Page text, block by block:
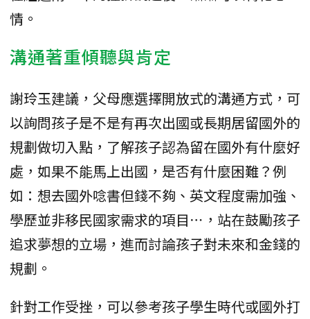
情。
溝通著重傾聽與肯定
謝玲玉建議，父母應選擇開放式的溝通方式，可
以詢問孩子是不是有再次出國或長期居留國外的
規劃做切入點，了解孩子認為留在國外有什麼好
處，如果不能馬上出國，是否有什麼困難？例
如：想去國外唸書但錢不夠、英文程度需加強、
學歷並非移民國家需求的項目⋯，站在鼓勵孩子
追求夢想的立場，進而討論孩子對未來和金錢的
規劃。
針對工作受挫，可以參考孩子學生時代或國外打